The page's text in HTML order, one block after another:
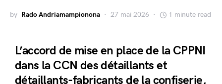
by Rado Andriamampionona 27 mai 2026 1 minute read
L’accord de mise en place de la CPPNI
dans la CCN des détaillants et
détaillants-fabricants de la confiserie,